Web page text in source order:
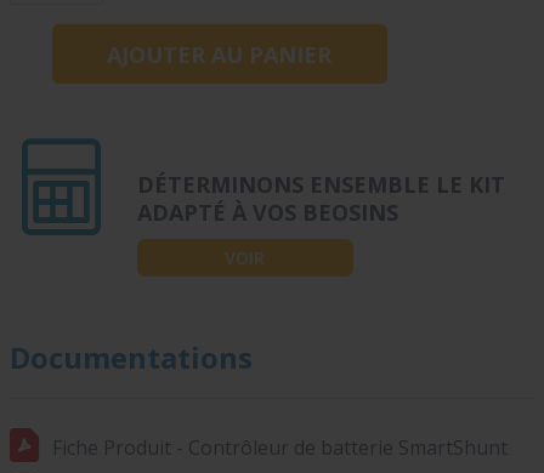
DÉTERMINONS ENSEMBLE LE KIT
ADAPTÉ À VOS BEOSINS
VOIR
Documentations
Fiche Produit - Contrôleur de batterie SmartShunt